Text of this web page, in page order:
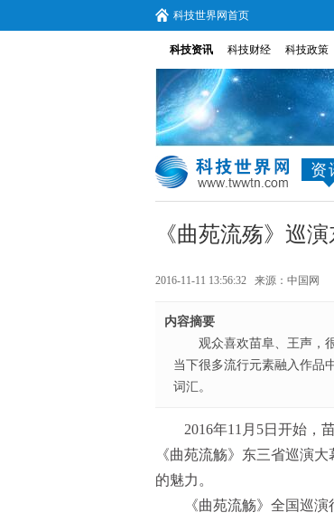
科技世界网首页
科技资讯 科技财经 科技政策
资
《曲苑流殇》巡
2016-11-11 13:56:32 来源： 中国网
内容摘要
观众喜欢苗阜、王声，
当下很多流行元素融入作品
词汇。
2016年11月5日开始，
《曲苑流觞》东三省巡演
的魅力。
《曲苑流觞》全国巡